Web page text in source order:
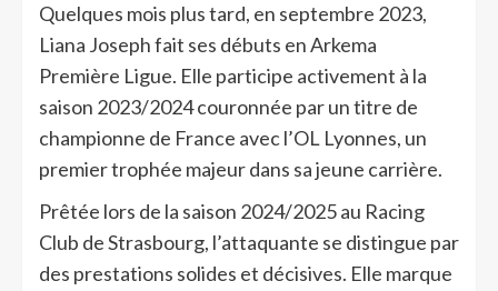
Quelques mois plus tard, en septembre 2023,
Liana Joseph fait ses débuts en Arkema
Première Ligue. Elle participe activement à la
saison 2023/2024 couronnée par un titre de
championne de France avec l’OL Lyonnes, un
premier trophée majeur dans sa jeune carrière.
Prêtée lors de la saison 2024/2025 au Racing
Club de Strasbourg, l’attaquante se distingue par
des prestations solides et décisives. Elle marque